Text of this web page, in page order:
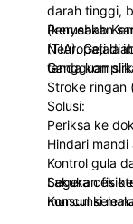
darah tinggi,
(kerusakan
(TIA). Gejala
tanda
Penyebab
Neuropati
Gangguan
Stroke ringan
Solusi:
Periksa ke
Hindari mandi
Kontrol gula
Lakukan
Konsumsi
Segera cek
muncul